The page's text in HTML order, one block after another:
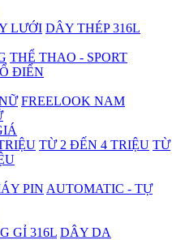
LƯỚI DÂY THÉP 316L
THỂ THAO - SPORT
ĐIỂN
FREELOOK NAM
TỪ 2 ĐẾN 4 TRIỆU TỪ
PIN AUTOMATIC - TỰ
GỈ 316L DÂY DA